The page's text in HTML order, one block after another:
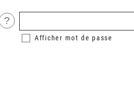
?
Afficher mot de passe